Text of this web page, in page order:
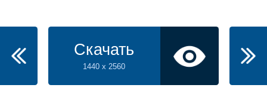
Скачать
1440 x 2560